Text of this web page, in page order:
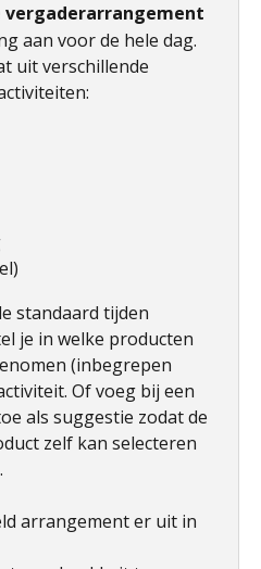
vergaderarrangement
aan voor de hele dag.
uit verschillende
standaard tijden
je in welke producten
(inbegrepen
Of voeg bij een
als suggestie zodat de
zelf kan selecteren
arrangement er uit in